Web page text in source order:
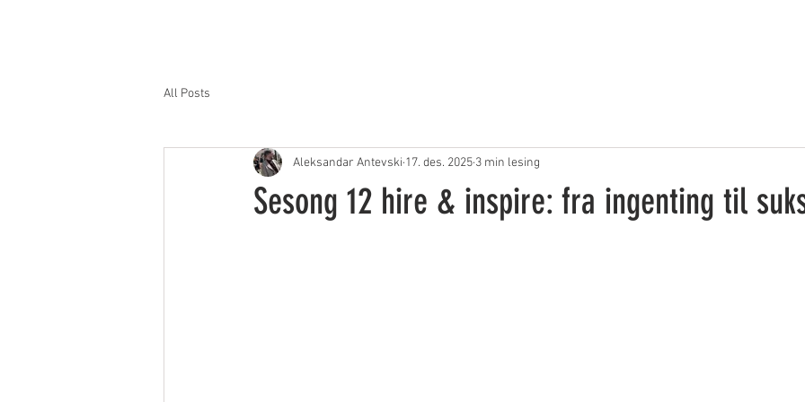
All Posts
Sesong 12 hire & inspire: fra ingenting til
Aleksandar Antevski 17. des. 2025 3 min lesing